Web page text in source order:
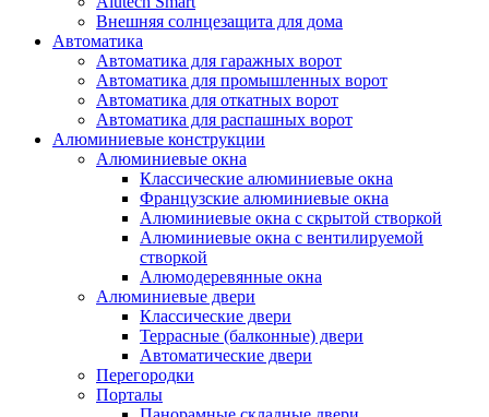
Внешняя солнцезащита для дома
Автоматика
Автоматика для гаражных ворот
Автоматика для промышленных ворот
Автоматика для откатных ворот
Автоматика для распашных ворот
Алюминиевые конструкции
Алюминиевые окна
Классические алюминиевые окна
Французские алюминиевые окна
Алюминиевые окна с скрытой створкой
Алюминиевые окна с вентилируемой
створкой
Алюмодеревянные окна
Алюминиевые двери
Классические двери
Террасные (балконные) двери
Автоматические двери
Перегородки
Порталы